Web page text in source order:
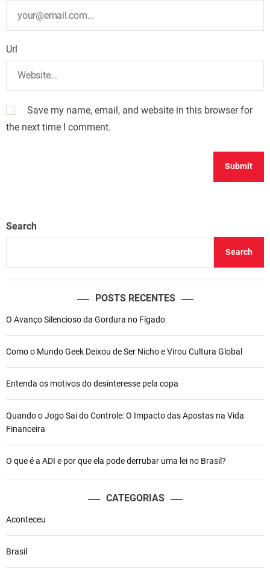
Url
Save my name, email, and website in this browser for
the next time I comment.
Search
Search
POSTS RECENTES
O Avanço Silencioso da Gordura no Fígado
Como o Mundo Geek Deixou de Ser Nicho e Virou Cultura Global
Entenda os motivos do desinteresse pela copa
Quando o Jogo Sai do Controle: O Impacto das Apostas na Vida
Financeira
O que é a ADI e por que ela pode derrubar uma lei no Brasil?
CATEGORIAS
Aconteceu
Brasil